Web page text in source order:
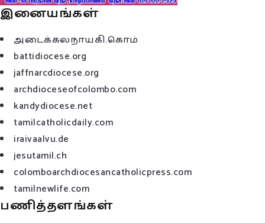
இனையங்கள்
அடைக்கலநாயகி.கொம்
battidiocese.org
jaffnarcdiocese.org
archdioceseofcolombo.com
kandydiocese.net
tamilcatholicdaily.com
iraivaalvu.de
jesutamil.ch
colomboarchdiocesancatholicpress.com
tamilnewlife.com
பணித்தளங்கள்